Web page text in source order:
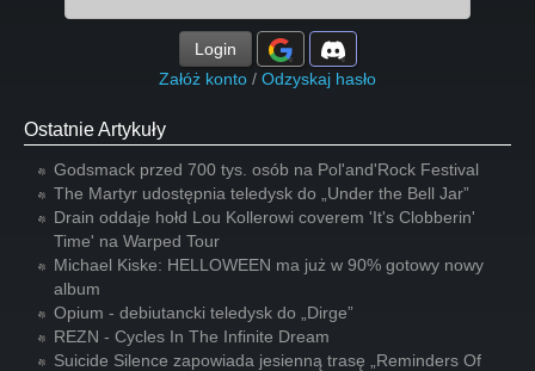
Login
Załóż konto / Odzyskaj hasło
Ostatnie Artykuły
Godsmack przed 700 tys. osób na Pol'and'Rock Festival
The Martyr udostępnia teledysk do „Under the Bell Jar”
Drain oddaje hołd Lou Kollerowi coverem 'It's Clobberin'
Time' na Warped Tour
Michael Kiske: HELLOWEEN ma już w 90% gotowy nowy
album
Opium - debiutancki teledysk do „Dirge”
REZN - Cycles In The Infinite Dream
Suicide Silence zapowiada jesienną trasę „Reminders Of